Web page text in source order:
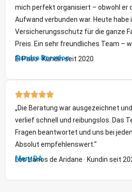
mich perfekt organisiert – obwohl er
Aufwand verbunden war. Heute habe
Versicherungsschutz für die ganze
Preis. Ein sehr freundliches Team –
Sandra Borodon
El Paso · Kundin seit 2020
„Die Beratung war ausgezeichnet
verlief schnell und reibungslos. Das
Fragen beantwortet und uns bei
Absolut empfehlenswert.“
Mery DA
Los Llanos de Aridane · Kundin seit